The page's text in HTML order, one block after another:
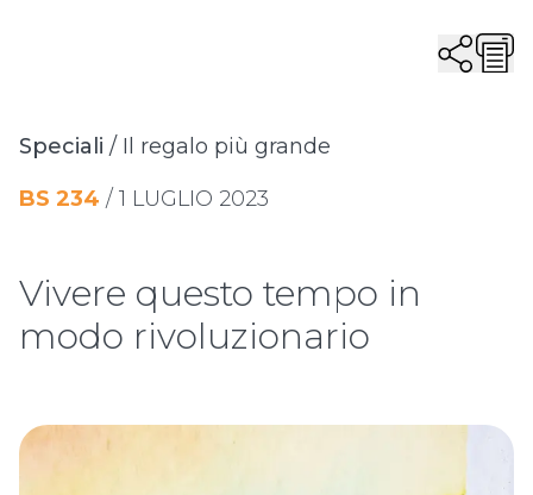
Speciali / Il regalo più grande
BS 234 / 1 LUGLIO 2023
Vivere questo tempo in
modo rivoluzionario